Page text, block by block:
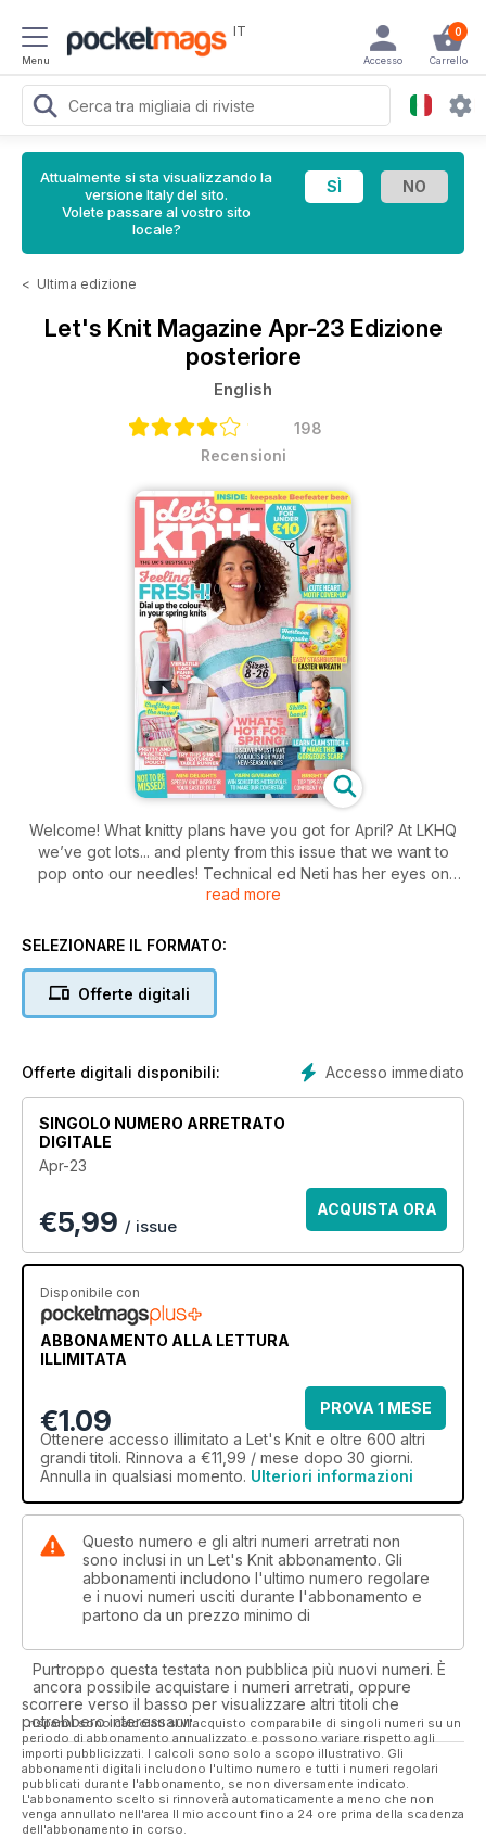
Menu
IT 0
Carrello
Accesso
Attualmente si sta visualizzando la
versione Italy del sito.
Volete passare al vostro sito
locale?
< Ultima edizione
Let's Knit Magazine Apr-23 Edizione
posteriore
English
198
Recensioni
Welcome! What knitty plans have you got for April? At LKHQ
we’ve got lots... and plenty from this issue that we want to
pop onto our needles! Technical ed Neti has her eyes on
Penny Hill’s stripe back top on page 26, content creator Abi
Adrienne loves Susie Johns’ knitted feast on page 71. For me,
it into my wardrobe. It’s fair to say that there is something for
everyone to enjoy! We’re focusing on colour this issue (just
delight to your spring outfits.
read more
SELEZIONARE IL FORMATO:
Offerte digitali
Accesso immediato
Offerte digitali disponibili:
SINGOLO NUMERO ARRETRATO
DIGITALE
Apr-23
€5,99 / issue
ACQUISTA ORA
Disponibile con
ABBONAMENTO ALLA LETTURA
ILLIMITATA
€1.09
PROVA 1 MESE
Ottenere accesso illimitato a Let's Knit e oltre 600 altri
grandi titoli. Rinnova a €11,99 / mese dopo 30 giorni.
Annulla in qualsiasi momento. Ulteriori informazioni
Questo numero e gli altri numeri arretrati non
sono inclusi in un Let's Knit abbonamento. Gli
abbonamenti includono l'ultimo numero regolare
e i nuovi numeri usciti durante l'abbonamento e
partono da un prezzo minimo di
Purtroppo questa testata non pubblica più nuovi numeri. È
ancora possibile acquistare i numeri arretrati, oppure
scorrere verso il basso per visualizzare altri titoli che
potrebbero interessarvi.
I risparmi sono calcolati sull'acquisto comparabile di singoli numeri su un
periodo di abbonamento annualizzato e possono variare rispetto agli
importi pubblicizzati. I calcoli sono solo a scopo illustrativo. Gli
abbonamenti digitali includono l'ultimo numero e tutti i numeri regolari
pubblicati durante l'abbonamento, se non diversamente indicato.
L'abbonamento scelto si rinnoverà automaticamente a meno che non
venga annullato nell'area Il mio account fino a 24 ore prima della scadenza
dell'abbonamento in corso.